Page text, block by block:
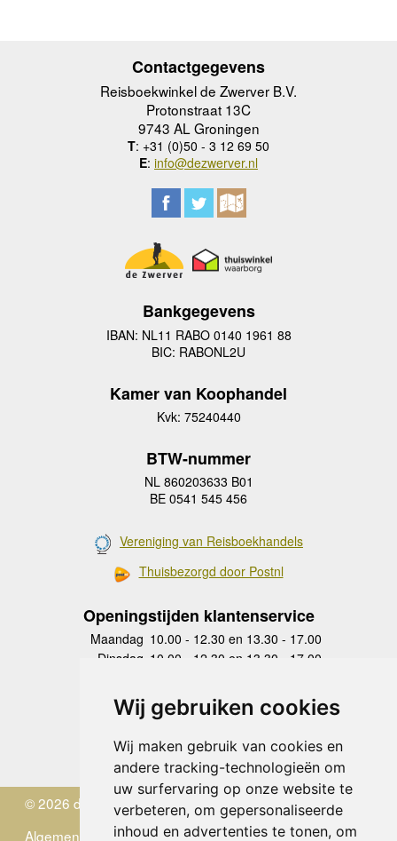
Wij gebruiken cookies
Wij maken gebruik van cookies en
andere tracking-technologieën om
uw surfervaring op onze website te
verbeteren, om gepersonaliseerde
inhoud en advertenties te tonen, om
Contactgegevens
Reisboekwinkel de Zwerver B.V.
Protonstraat 13C
9743 AL Groningen
T: +31 (0)50 - 3 12 69 50
E: info@dezwerver.nl
Bankgegevens
IBAN: NL11 RABO 0140 1961 88
BIC: RABONL2U
Kamer van Koophandel
Kvk: 75240440
BTW-nummer
NL 860203633 B01
BE 0541 545 456
Vereniging van Reisboekhandels
Thuisbezorgd door Postnl
Openingstijden klantenservice
Maandag 10.00 - 12.30 en 13.30 - 17.00
Dinsdag 10.00 - 12.30 en 13.30 - 17.00
Donderdag
10.00 - 12.30 en 13.30 - 17.00
Vrijdag 10.00 - 12.30 en 13.30 - 17.00
Zaterdag
gesloten
Zondag gesloten
© 2026 de Zwerver
Algemene Voorwaarden